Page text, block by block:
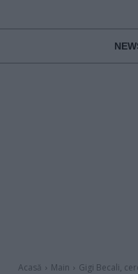
Acasă Main Gigi Becali,